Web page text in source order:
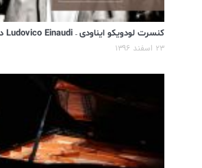
کنسرت لودویکو ایناودی – Ludovico Einaudi در ایران
۲۳ اسفند ۱۳۹۶